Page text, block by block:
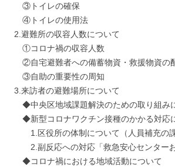
③トイレの確保
④トイレの使用法
2.避難所の収容人数について
①コロナ禍の収容人数
②自宅避難者への備蓄物資・救援物資の
③自助の重要性の周知
3.来訪者の避難場所について
◆中央区地域課題解決のための取り組み
◆新型コロナワクチン接種のかかる対応
1.区役所の体制について（人員補充の課
2.副反応への対応「救急安心センター
◆コロナ禍における地域活動について